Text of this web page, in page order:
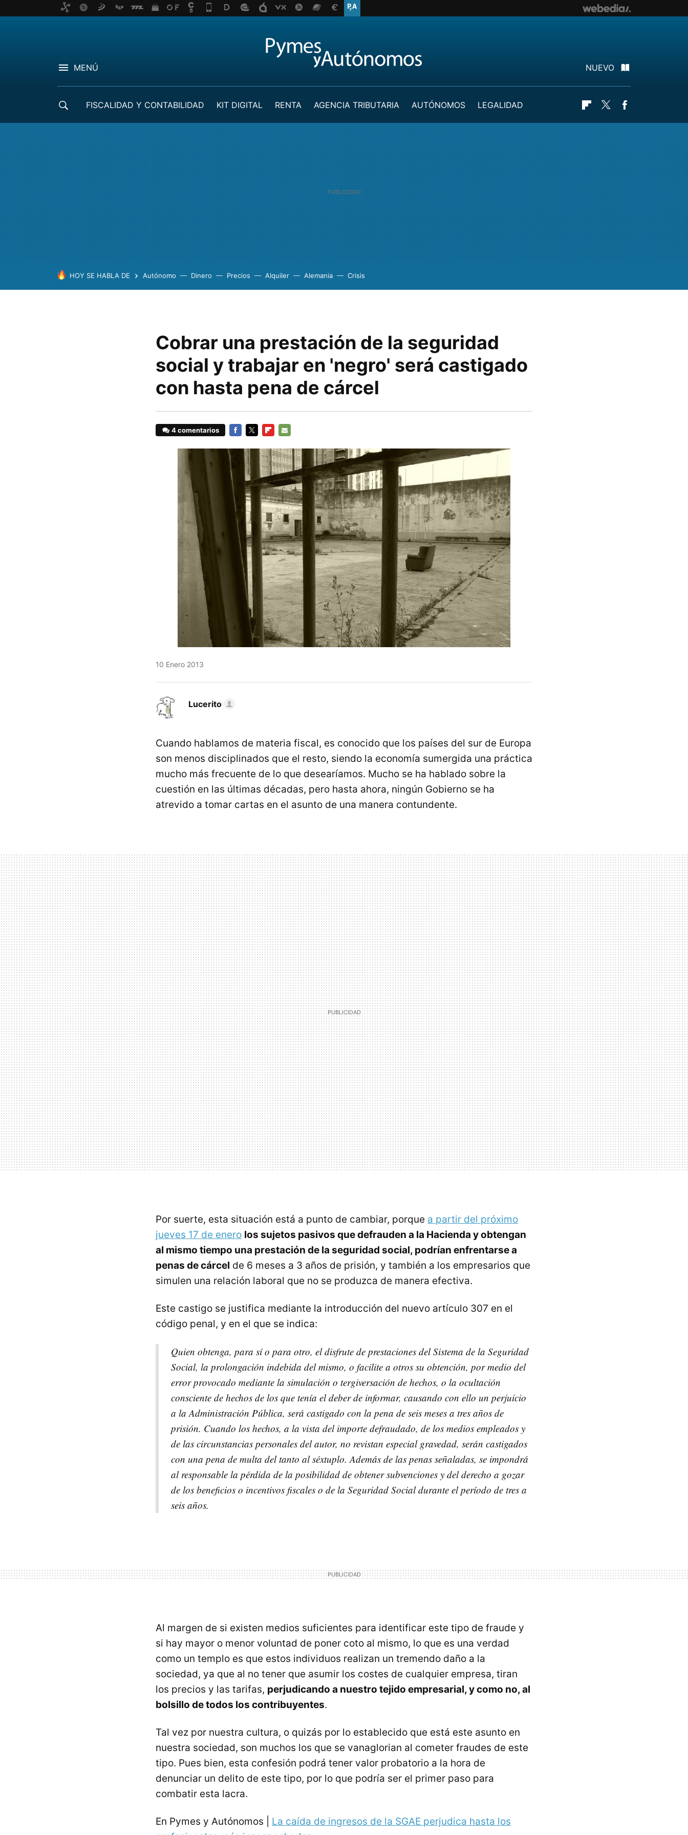
MENÚ NUEVO
FISCALIDAD Y CONTABILIDAD KIT DIGITAL RENTA AGENCIA TRIBUTARIA AUTÓNOMOS
LEGALIDAD
Flipboard
Twitter
HOY SE HABLA DE Autónomo Dinero Precios Alquiler Alemania Crisis
Cobrar una prestación de la seguridad
social y trabajar en 'negro' será castigado
con hasta pena de cárcel
4 comentarios
MAIL
10 Enero 2013
Lucerito
Cuando hablamos de materia fiscal, es conocido que los países del sur de Europa
son menos disciplinados que el resto, siendo la economía sumergida una práctica
mucho más frecuente de lo que desearíamos. Mucho se ha hablado sobre la
cuestión en las últimas décadas, pero hasta ahora, ningún Gobierno se ha
atrevido a tomar cartas en el asunto de una manera contundente.
Por suerte, esta situación está a punto de cambiar, porque a partir del próximo
jueves 17 de enero los sujetos pasivos que defrauden a la Hacienda y obtengan
al mismo tiempo una prestación de la seguridad social, podrían enfrentarse a
penas de cárcel de 6 meses a 3 años de prisión, y también a los empresarios que
simulen una relación laboral que no se produzca de manera efectiva.
Este castigo se justifica mediante la introducción del nuevo artículo 307 en el
código penal, y en el que se indica:
Quien obtenga, para sí o para otro, el disfrute de prestaciones del Sistema de la Seguridad
Social, la prolongación indebida del mismo, o facilite a otros su obtención, por medio del
error provocado mediante la simulación o tergiversación de hechos, o la ocultación
consciente de hechos de los que tenía el deber de informar, causando con ello un perjuicio
a la Administración Pública, será castigado con la pena de seis meses a tres años de
prisión. Cuando los hechos, a la vista del importe defraudado, de los medios empleados y
de las circunstancias personales del autor, no revistan especial gravedad, serán castigados
con una pena de multa del tanto al séxtuplo. Además de las penas señaladas, se impondrá
al responsable la pérdida de la posibilidad de obtener subvenciones y del derecho a gozar
de los beneficios o incentivos fiscales o de la Seguridad Social durante el período de tres a
seis años.
Al margen de si existen medios suficientes para identificar este tipo de fraude y
si hay mayor o menor voluntad de poner coto al mismo, lo que es una verdad
como un templo es que estos individuos realizan un tremendo daño a la
sociedad, ya que al no tener que asumir los costes de cualquier empresa, tiran
los precios y las tarifas, perjudicando a nuestro tejido empresarial, y como no, al
bolsillo de todos los contribuyentes.
Tal vez por nuestra cultura, o quizás por lo establecido que está este asunto en
nuestra sociedad, son muchos los que se vanaglorian al cometer fraudes de este
tipo. Pues bien, esta confesión podrá tener valor probatorio a la hora de
denunciar un delito de este tipo, por lo que podría ser el primer paso para
combatir esta lacra.
En Pymes y Autónomos | La caída de ingresos de la SGAE perjudica hasta los